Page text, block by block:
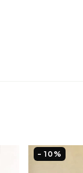
- 10 %